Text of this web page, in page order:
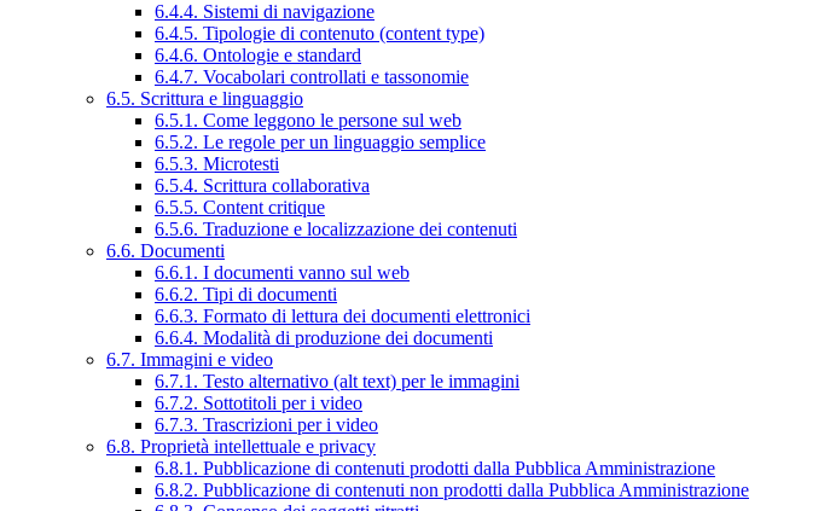
6.4.4. Sistemi di navigazione
6.4.5. Tipologie di contenuto (content type)
6.4.6. Ontologie e standard
6.4.7. Vocabolari controllati e tassonomie
6.5. Scrittura e linguaggio
6.5.1. Come leggono le persone sul web
6.5.2. Le regole per un linguaggio semplice
6.5.3. Microtesti
6.5.4. Scrittura collaborativa
6.5.5. Content critique
6.5.6. Traduzione e localizzazione dei contenuti
6.6. Documenti
6.6.1. I documenti vanno sul web
6.6.2. Tipi di documenti
6.6.3. Formato di lettura dei documenti elettronici
6.6.4. Modalità di produzione dei documenti
6.7. Immagini e video
6.7.1. Testo alternativo (alt text) per le immagini
6.7.2. Sottotitoli per i video
6.7.3. Trascrizioni per i video
6.8. Proprietà intellettuale e privacy
6.8.1. Pubblicazione di contenuti prodotti dalla Pubblica Amministrazione
6.8.2. Pubblicazione di contenuti non prodotti dalla Pubblica Amministrazione